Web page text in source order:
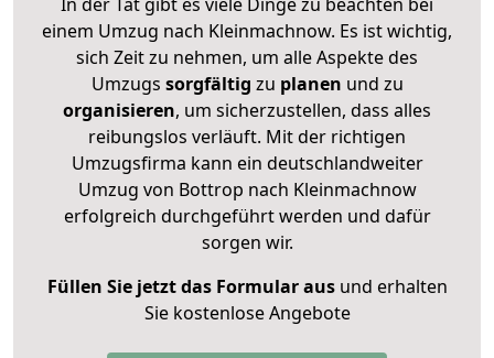
einem Umzug nach Kleinmachnow. Es ist wichtig,
sich Zeit zu nehmen, um alle Aspekte des
Umzugs sorgfältig zu planen und zu
organisieren, um sicherzustellen, dass alles
reibungslos verläuft. Mit der richtigen
Umzugsfirma kann ein deutschlandweiter
Umzug von Bottrop nach Kleinmachnow
erfolgreich durchgeführt werden und dafür
sorgen wir.
Füllen Sie jetzt das Formular ausund erhalten
Sie kostenlose Angebote